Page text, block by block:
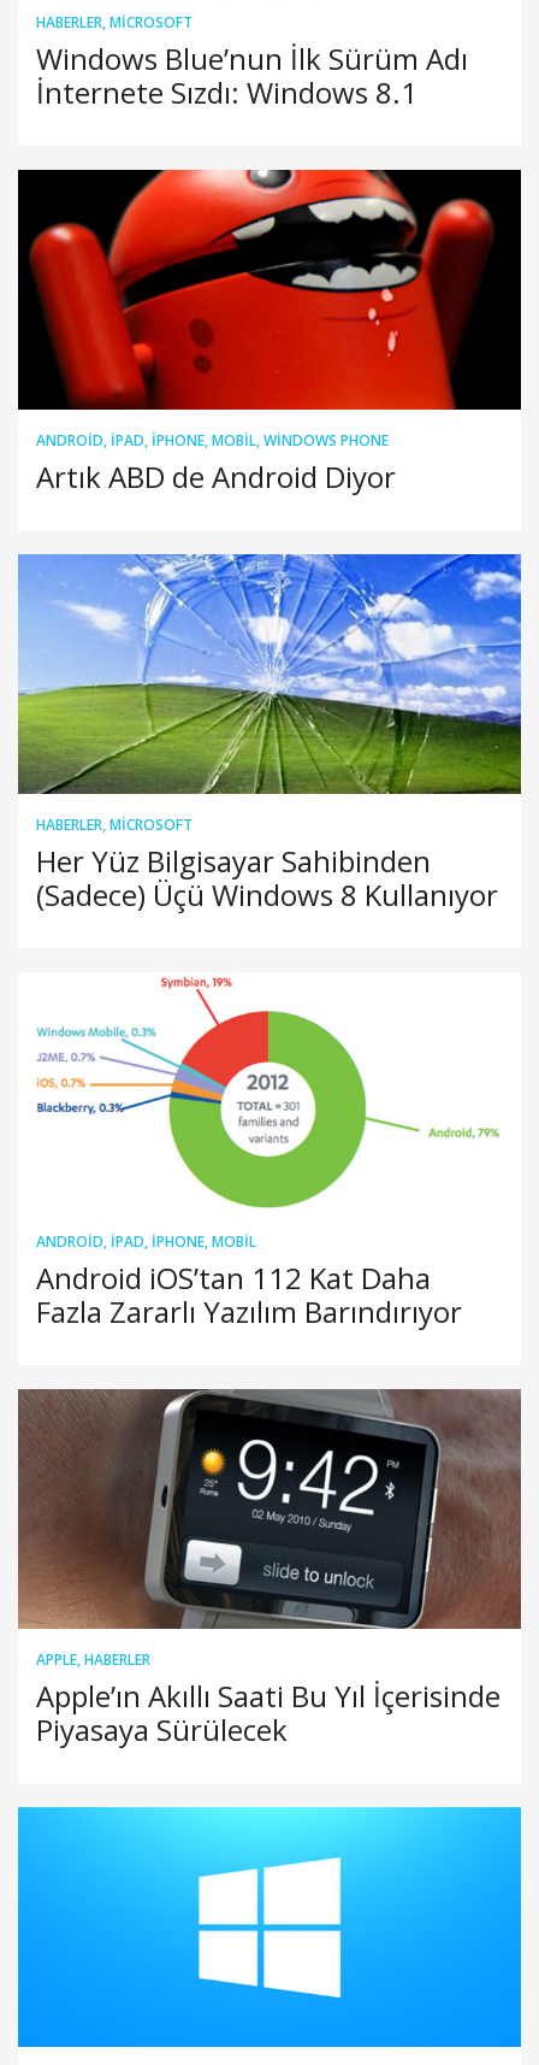
HABERLER,MICROSOFT
Windows Blue’nun İlk Sürüm Adı
İnternete Sızdı: Windows 8.1
ANDROID, IPAD, IPHONE,MOBIL,WINDOWS PHONE
Artık ABD de Android Diyor
HABERLER,MICROSOFT
Her Yüz Bilgisayar Sahibinden
(Sadece) Üçü Windows 8 Kullanıyor
ANDROID, IPAD, IPHONE,MOBIL
Android iOS’tan 112 Kat Daha
Fazla Zararlı Yazılım Barındırıyor
APPLE,HABERLER
Apple’ın Akıllı Saati Bu Yıl İçerisinde
Piyasaya Sürülecek